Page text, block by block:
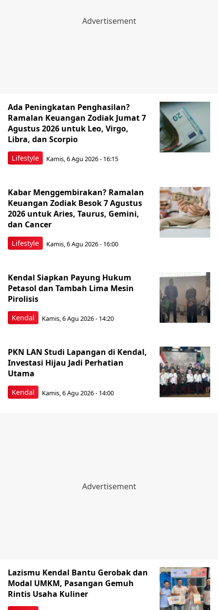
Lifestyle
Ada Peningkatan Penghasilan?
Ramalan Keuangan Zodiak Jumat 7
Agustus 2026 untuk Leo, Virgo,
Libra, dan Scorpio
Kamis, 6 Agu 2026 - 16:15
Lifestyle
Kabar Menggembirakan? Ramalan
Keuangan Zodiak Besok 7 Agustus
2026 untuk Aries, Taurus, Gemini,
dan Cancer
Kamis, 6 Agu 2026 - 16:00
Kendal
Kendal Siapkan Payung Hukum
Petasol dan Tambah Lima Mesin
Pirolisis
Kamis, 6 Agu 2026 - 14:20
Kendal
PKN LAN Studi Lapangan di Kendal,
Investasi Hijau Jadi Perhatian
Utama
Kamis, 6 Agu 2026 - 14:00
Lazismu Kendal Bantu Gerobak dan
Modal UMKM, Pasangan Gemuh
Rintis Usaha Kuliner